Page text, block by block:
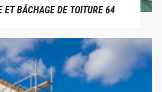
ET BÂCHAGE DE TOITURE 64